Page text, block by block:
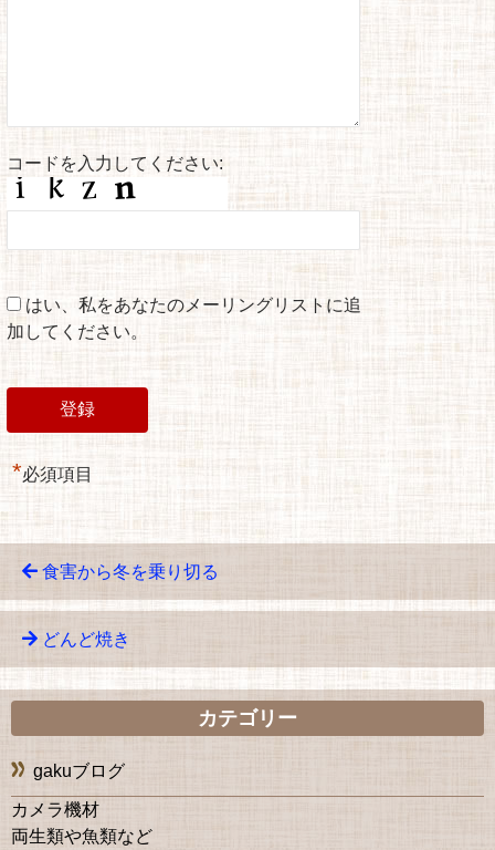
コードを入力してください:
はい、私をあなたのメーリングリストに追
加してください。
*必須項目
食害から冬を乗り切る
どんど焼き
カテゴリー
gakuブログ
カメラ機材
両生類や魚類など